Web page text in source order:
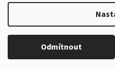
Odmítnout
Copyright 2026CardLand.cz.